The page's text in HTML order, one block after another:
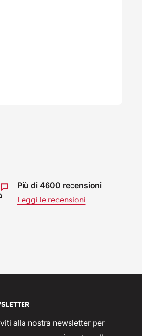
Più di 4600 recensioni
Leggi le recensioni
alla nostra newsletter per